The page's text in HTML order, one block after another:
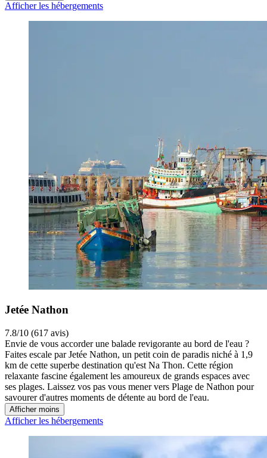
Afficher les hébergements
Jetée Nathon
7.8/10 (617 avis)
Envie de vous accorder une balade revigorante au bord de l'eau ?
Faites escale par Jetée Nathon, un petit coin de paradis niché à 1,9
km de cette superbe destination qu'est Na Thon. Cette région
relaxante fascine également les amoureux de grands espaces avec
ses plages. Laissez vos pas vous mener vers Plage de Nathon pour
savourer d'autres moments de détente au bord de l'eau.
Afficher moins
Afficher les hébergements